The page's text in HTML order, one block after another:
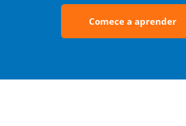
Comece a aprender